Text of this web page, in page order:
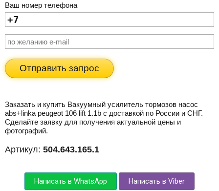
Ваш номер телефона
Отправить запрос
Заказать и купить Вакуумный усилитель тормозов насос
abs+linka peugeot 106 lift 1.1b с доставкой по России и СНГ.
Сделайте заявку для получения актуальной цены и
фотографий.
Артикул: 504.643.165.1
Написать в WhatsApp Написать в Viber